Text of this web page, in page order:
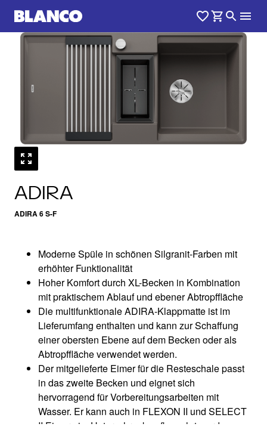
ADIRA
ADIRA 6 S-F
/0
Moderne Spüle in schönen Silgranit-Farben mit
erhöhter Funktionalität
Hoher Komfort durch XL-Becken in Kombination
mit praktischem Ablauf und ebener Abtropffläche
Die multifunktionale ADIRA-Klappmatte ist im
Lieferumfang enthalten und kann zur Schaffung
einer obersten Ebene auf dem Becken oder als
Abtropffläche verwendet werden.
Der mitgelieferte Eimer für die Resteschale passt
in das zweite Becken und eignet sich
hervorragend für Vorbereitungsarbeiten mit
Wasser. Er kann auch in FLEXON II und SELECT
II Eimern im Unterschrank aufbewahrt werden.